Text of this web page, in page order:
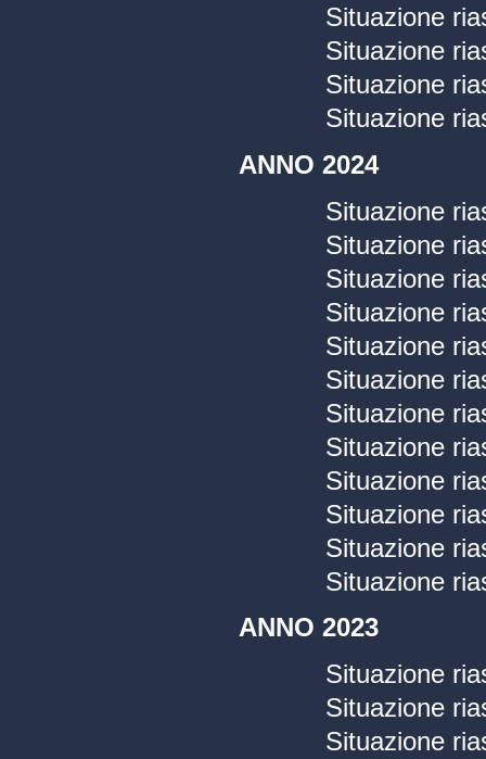
Situazione
Situazione
Situazione
Situazione
ANNO 2024
Situazione
Situazione
Situazione
Situazione
Situazione
Situazione
Situazione
Situazione
Situazione
Situazione
Situazione
Situazione
ANNO 2023
Situazione
Situazione
Situazione